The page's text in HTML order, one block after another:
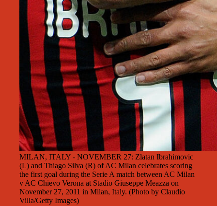
MILAN, ITALY - NOVEMBER 27: Zlatan Ibrahimovic
(L) and Thiago Silva (R) of AC Milan celebrates scoring
the first goal during the Serie A match between AC Milan
v AC Chievo Verona at Stadio Giuseppe Meazza on
November 27, 2011 in Milan, Italy. (Photo by Claudio
Villa/Getty Images)